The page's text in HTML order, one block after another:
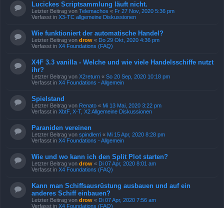
Lucickes Scriptsammlung läuft nicht.
Letzter Beitrag von Telemachos « Fr 27 Nov, 2020 5:36 pm
Verfasst in X3-TC allgemeine Diskussionen
Wie funktioniert der automatische Handel?
Letzter Beitrag von drow « Do 29 Okt, 2020 4:36 pm
Verfasst in X4 Foundations (FAQ)
X4F 3.3 vanilla - Welche und wie viele Handelsschiffe nutzt
ihr?
Letzter Beitrag von X2return « So 20 Sep, 2020 10:18 pm
Verfasst in X4 Foundations - Allgemein
Spielstand
Letzter Beitrag von Renato « Mi 13 Mai, 2020 3:22 pm
Verfasst in XbtF, X-T, X2 Allgemeine Diskussionen
Paraniden vereinen
Letzter Beitrag von spindlerri « Mi 15 Apr, 2020 8:28 pm
Verfasst in X4 Foundations - Allgemein
Wie und wo kann ich den Split Plot starten?
Letzter Beitrag von drow « Di 07 Apr, 2020 8:01 am
Verfasst in X4 Foundations (FAQ)
Kann man Schiffsausrüstung ausbauen und auf ein
anderes Schiff einbauen?
Letzter Beitrag von drow « Di 07 Apr, 2020 7:56 am
Verfasst in X4 Foundations (FAQ)